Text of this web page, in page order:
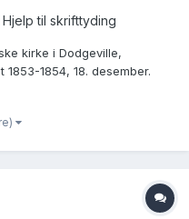
Hjelp til skrifttyding
kirke i Dodgeville,
1854, 18. desember.
Men hva er dette siste,
https://www.ance...